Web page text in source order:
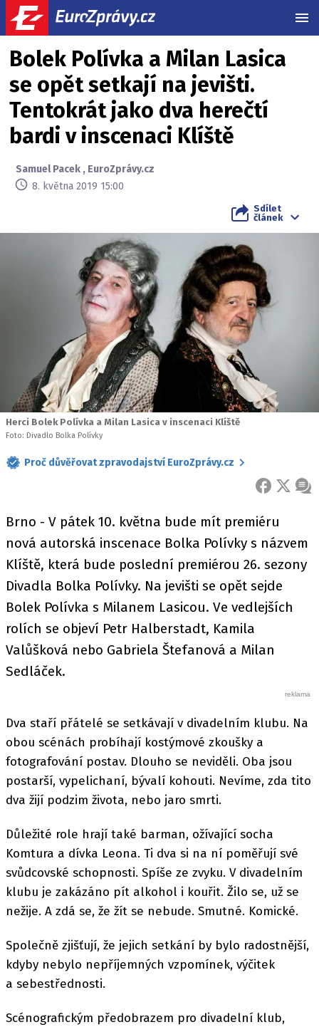
Bolek Polívka a Milan Lasica
se opět setkají na jevišti.
Tentokrát jako dva herečtí
bardi v inscenaci Klíště
Samuel Pacek , EuroZprávy.cz
8. května 2019 15:00
Sdílet
článek
Herci Bolek Polívka a Milan Lasica v inscenaci Klíště
Foto: Divadlo Bolka Polívky
Proč důvěřovat zpravodajství EuroZprávy.cz
FACEBOOK
X
Brno - V pátek 10. května bude mít premiéru
nová autorská inscenace Bolka Polívky s názvem
Klíště, která bude poslední premiérou 26. sezony
Divadla Bolka Polívky. Na jevišti se opět sejde
Bolek Polívka s Milanem Lasicou. Ve vedlejších
rolích se objeví Petr Halberstadt, Kamila
Valůšková nebo Gabriela Štefanová a Milan
Sedláček.
Dva staří přátelé se setkávají v divadelním klubu. Na
obou scénách probíhají kostýmové zkoušky a
fotografování postav. Dlouho se neviděli. Oba jsou
postarší, vypelichaní, bývalí kohouti. Nevíme, zda tito
dva žijí podzim života, nebo jaro smrti.
Důležité role hrají také barman, ožívající socha
Komtura a dívka Leona. Ti dva si na ní poměřují své
svůdcovské schopnosti. Spíše ze zvyku. V divadelním
klubu je zakázáno pít alkohol i kouřit. Žilo se, už se
nežije. A zdá se, že žít se nebude. Smutné. Komické.
Společně zjišťují, že jejich setkání by bylo radostnější,
kdyby nebylo nepříjemných vzpomínek, výčitek
a sebestřednosti.
Scénografickým předobrazem pro divadelní klub,